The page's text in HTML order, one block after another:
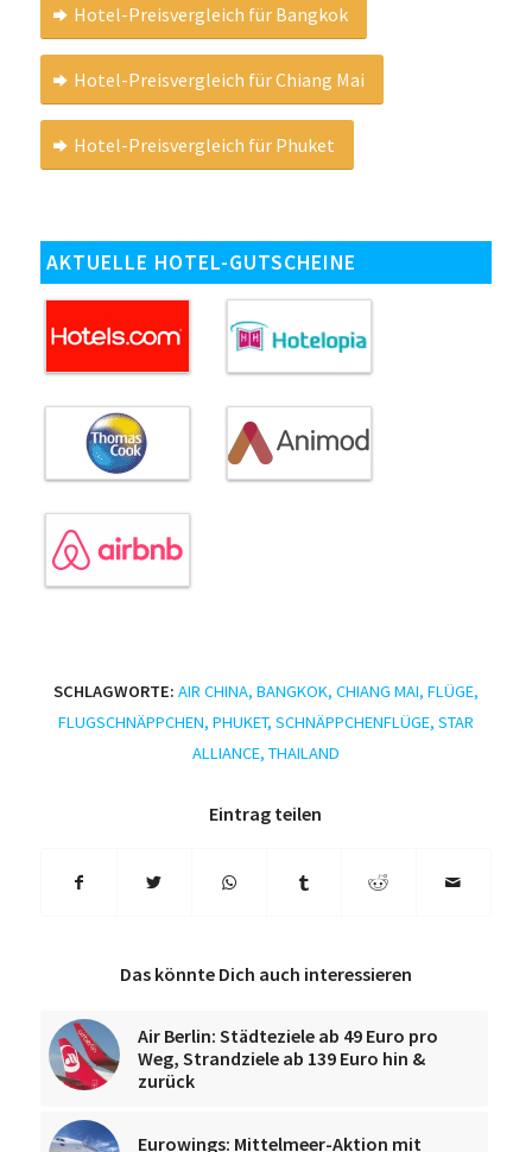
Hotel-Preisvergleich für Bangkok
Hotel-Preisvergleich für Chiang Mai
Hotel-Preisvergleich für Phuket
AKTUELLE HOTEL-GUTSCHEINE
SCHLAGWORTE: AIR CHINA, BANGKOK, CHIANG MAI, FLÜGE,
FLUGSCHNÄPPCHEN, PHUKET, SCHNÄPPCHENFLÜGE, STAR
ALLIANCE, THAILAND
Eintrag teilen
Das könnte Dich auch interessieren
Air Berlin: Städteziele ab 49 Euro pro
Weg, Strandziele ab 139 Euro hin &
zurück
Eurowings: Mittelmeer-Aktion mit